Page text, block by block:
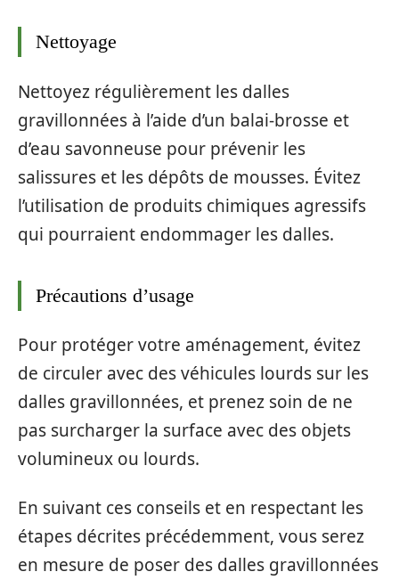
Nettoyage
Nettoyez régulièrement les dalles
gravillonnées à l’aide d’un balai-brosse et
d’eau savonneuse pour prévenir les
salissures et les dépôts de mousses. Évitez
l’utilisation de produits chimiques agressifs
qui pourraient endommager les dalles.
Précautions d’usage
Pour protéger votre aménagement, évitez
de circuler avec des véhicules lourds sur les
dalles gravillonnées, et prenez soin de ne
pas surcharger la surface avec des objets
volumineux ou lourds.
En suivant ces conseils et en respectant les
étapes décrites précédemment, vous serez
en mesure de poser des dalles gravillonnées